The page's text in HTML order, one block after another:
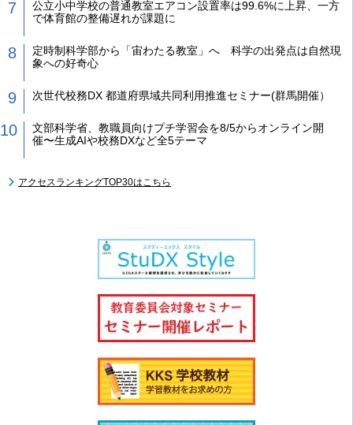
公立小中学校の普通教室エアコン設置率は99.6%に上昇、一方
で体育館の整備遅れが課題に
定時制科学部から「宙わたる教室」へ 科学の出発点は自然現
象への好奇心
次世代校務DX 都道府県域共同利用推進セミナー(群馬開催）
文部科学省、教職員向けプチ学習会を8/5からオンライン開
催〜生成AIや校務DXなど全5テーマ
アクセスランキングTOP30はこちら